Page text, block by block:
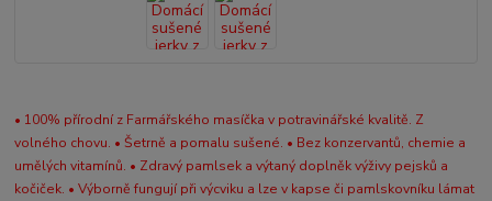
• 100% přírodní z Farmářského masíčka v potravinářské kvalitě. Z
volného chovu. • Šetrně a pomalu sušené. • Bez konzervantů, chemie a
umělých vitamínů. • Zdravý pamlsek a výtaný doplněk výživy pejsků a
kočiček. • Výborně fungují při výcviku a lze v kapse či pamlskovníku lámat